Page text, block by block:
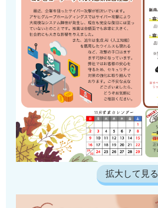
拡大して見る